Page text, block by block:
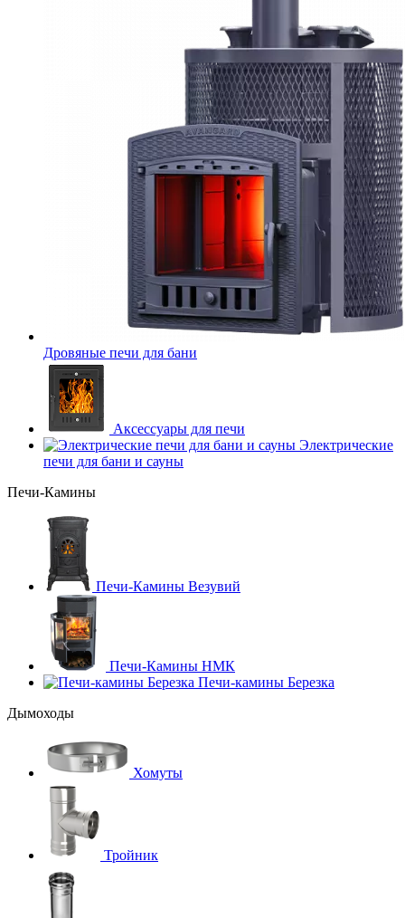
Дровяные печи для бани
Аксессуары для печи
Электрические
печи для бани и сауны
Печи-Камины
Печи-Камины Везувий
Печи-Камины НМК
Печи-камины Березка
Дымоходы
Хомуты
Тройник